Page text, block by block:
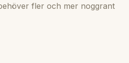
fler och mer noggrant